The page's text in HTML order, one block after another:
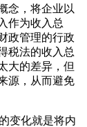
念，将企业以
作为收入总
政管理的行政
税法的收入总
大的差异，但
源，从而避免
变化就是将内